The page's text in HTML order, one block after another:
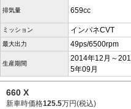
排気量 659cc
ミッション インパネCVT
最大出力 49ps/6500rpm
生産期間
2014年12月～201
5年09月
660 X
新車時価格125.5万円(税込)